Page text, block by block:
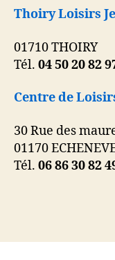
Thoiry Loisirs
01710 THOIRY
Tél. 04 50 20 82
Centre de
30 Rue des
01170
Tél. 06 86 30 82